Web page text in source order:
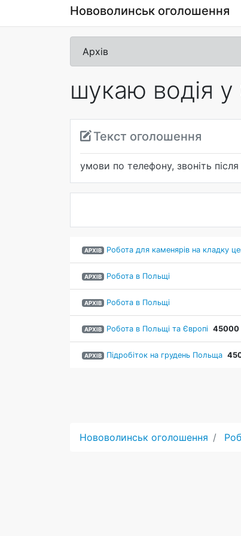
Нововолинськ оголошення
Архів
шукаю водія у
Текст оголошення
умови по телефону, звоніть
АРХІВ Робота для каменярів на кладку
АРХІВ Робота в Польщі
АРХІВ Робота в Польщі
АРХІВ Робота в Польщі та Європі 45000
АРХІВ Підробіток на грудень Польща
Нововолинськ оголошення